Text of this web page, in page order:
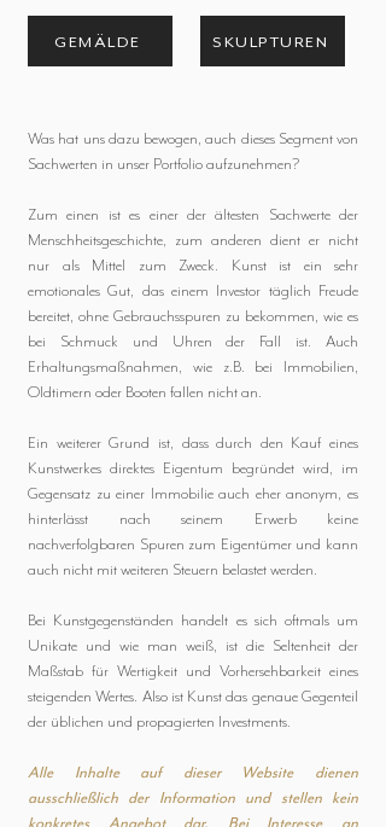
GEMÄLDE SKULPTUREN
Was hat uns dazu bewogen, auch dieses Segment von
Sachwerten in unser Portfolio aufzunehmen?
Zum einen ist es einer der ältesten Sachwerte der
Menschheitsgeschichte, zum anderen dient er nicht
nur als Mittel zum Zweck. Kunst ist ein sehr
emotionales Gut, das einem Investor täglich Freude
bereitet, ohne Gebrauchsspuren zu bekommen, wie es
bei Schmuck und Uhren der Fall ist. Auch
Erhaltungsmaßnahmen, wie z.B. bei Immobilien,
Oldtimern oder Booten fallen nicht an.
Ein weiterer Grund ist, dass durch den Kauf eines
Kunstwerkes direktes Eigentum begründet wird, im
Gegensatz zu einer Immobilie auch eher anonym, es
hinterlässt nach seinem Erwerb keine
nachverfolgbaren Spuren zum Eigentümer und kann
auch nicht mit weiteren Steuern belastet werden.
Bei Kunstgegenständen handelt es sich oftmals um
Unikate und wie man weiß, ist die Seltenheit der
Maßstab für Wertigkeit und Vorhersehbarkeit eines
steigenden Wertes. Also ist Kunst das genaue Gegenteil
der üblichen und propagierten Investments.
Alle Inhalte auf dieser Website dienen
ausschließlich der Information und stellen kein
konkretes Angebot dar. Bei Interesse an